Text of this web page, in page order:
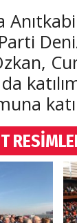
da
Mart)
08.08.2026